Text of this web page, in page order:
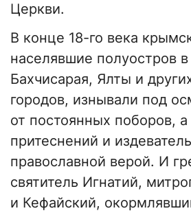
Церкви.
В конце 18-го века
населявшие полуостров
Бахчисарая, Ялты и
городов, изнывали под
от постоянных поборов, а
притеснений и
православной верой. И
святитель Игнатий,
и Кефайский,